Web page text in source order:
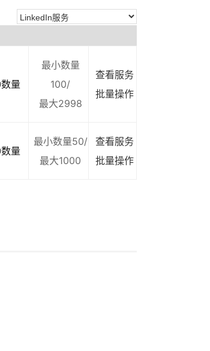
量
最小数量
100/
最大2998
查看服务
批量操作
量
最小数量50/
最大1000
查看服务
批量操作